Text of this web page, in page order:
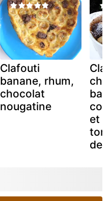
Clafouti
banane, rhum,
chocolat
nougatine
et
de